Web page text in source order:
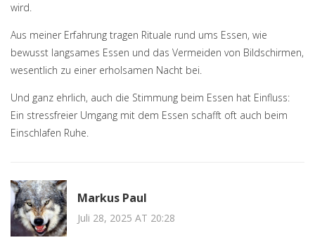
wird.
Aus meiner Erfahrung tragen Rituale rund ums Essen, wie
bewusst langsames Essen und das Vermeiden von Bildschirmen,
wesentlich zu einer erholsamen Nacht bei.
Und ganz ehrlich, auch die Stimmung beim Essen hat Einfluss:
Ein stressfreier Umgang mit dem Essen schafft oft auch beim
Einschlafen Ruhe.
Markus Paul
Juli 28, 2025 AT 20:28